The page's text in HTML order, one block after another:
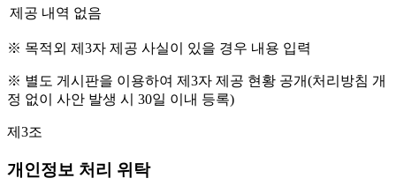
제공 내역 없음
※ 목적외 제3자 제공 사실이 있을 경우 내용 입력
※ 별도 게시판을 이용하여 제3자 제공 현황 공개(처리방침 개
정 없이 사안 발생 시 30일 이내 등록)
제3조
개인정보 처리 위탁